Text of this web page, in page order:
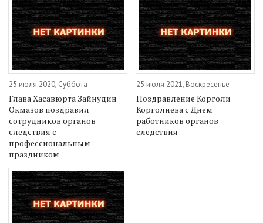
25 июля 2020, Суббота
Глава Хасавюрта Зайнудин
Окмазов поздравил
сотрудников органов
следствия с
профессиональным
праздником
25 июля 2021, Воскресенье
Поздравление Корголи
Корголиева с Днем
работников органов
следствия